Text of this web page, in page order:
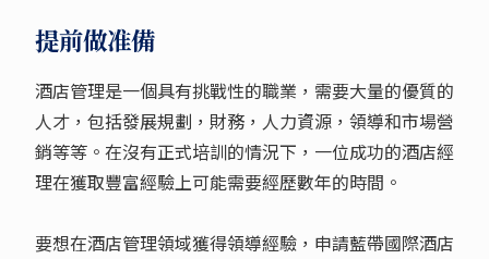
提前做准備
酒店管理是一個具有挑戰性的職業，需要大量的優質的
人才，包括發展規劃，財務，人力資源，領導和市場營
銷等等。在沒有正式培訓的情況下，一位成功的酒店經
理在獲取豐富經驗上可能需要經歷數年的時間。
要想在酒店管理領域獲得領導經驗，申請藍帶國際酒店